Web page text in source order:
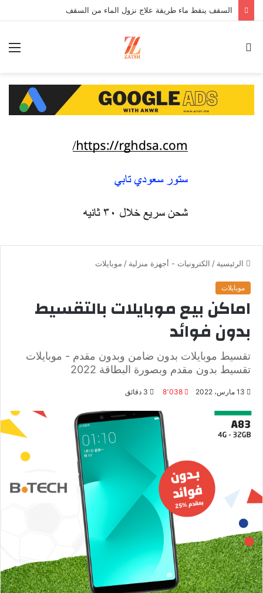
السقف ينقط ماء طريقة علاج نزول الماء من السقف
الرئيسية / الكترونيات - أجهزة منزلية / موبايلات
موبايلات
اماكن بيع موبايلات بالتقسيط
بدون فوائد
تقسيط موبايلات بدون ضامن وبدون مقدم - موبايلات
تقسيط بدون مقدم وبصورة البطاقة 2022
13 مارس، 2022 8٬038